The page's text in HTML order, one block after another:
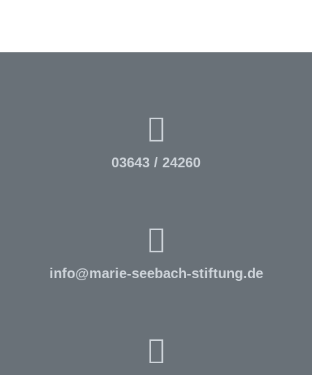
03643 / 24260
info@marie-seebach-stiftung.de